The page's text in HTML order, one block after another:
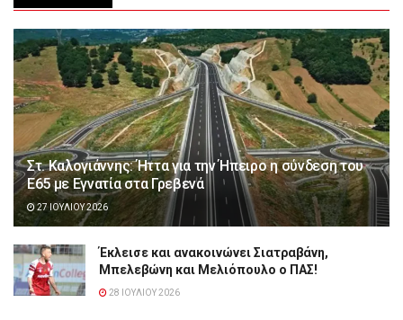
Στ. Καλογιάννης: Ήττα για την Ήπειρο η σύνδεση του
Ε65 με Εγνατία στα Γρεβενά
27 ΙΟΥΛΊΟΥ 2026
Έκλεισε και ανακοινώνει Σιατραβάνη,
Μπελεβώνη και Μελιόπουλο ο ΠΑΣ!
28 ΙΟΥΛΊΟΥ 2026